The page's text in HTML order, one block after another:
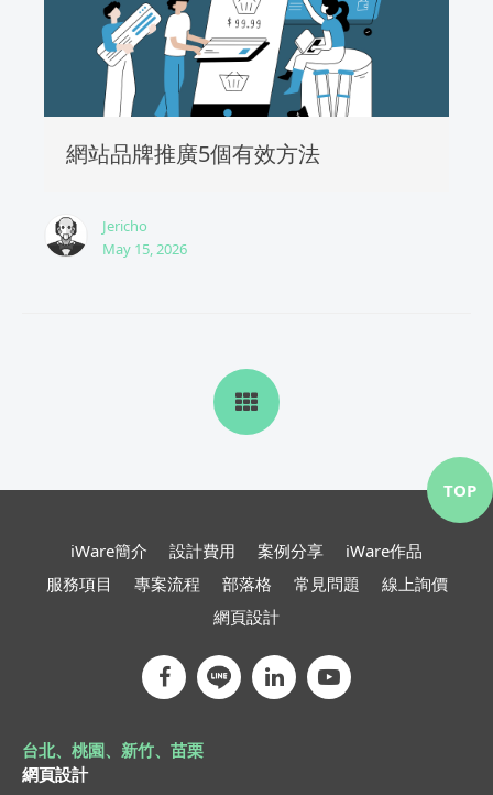
網站品牌推廣5個有效方法
Jericho
May 15, 2026
iWare簡介 設計費用 案例分享
iWare作品
服務項目
專案流程 部落格 常見問題
線上詢價
網頁設計
台北、桃園、新竹、苗栗
網頁設計
TOP